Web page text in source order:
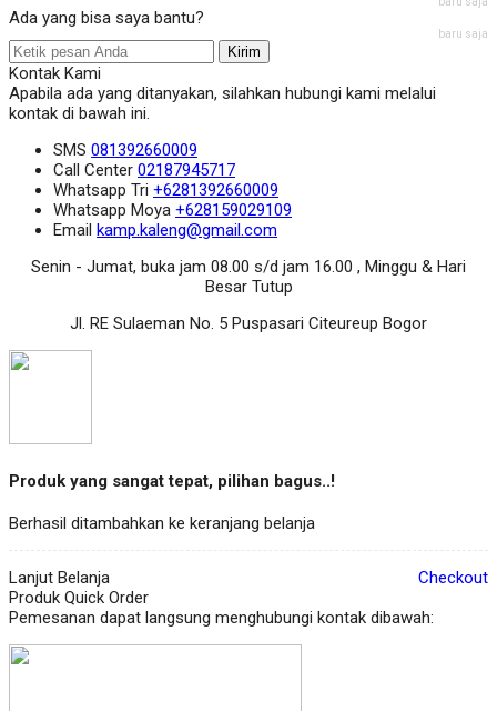
Ada yang bisa saya bantu?
baru saja
Kirim
Kontak Kami
Apabila ada yang ditanyakan, silahkan hubungi kami melalui
kontak di bawah ini.
SMS 081392660009
Call Center 02187945717
Whatsapp Tri +6281392660009
Whatsapp Moya +628159029109
Email kamp.kaleng@gmail.com
Senin - Jumat, buka jam 08.00 s/d jam 16.00 , Minggu & Hari
Besar Tutup
Jl. RE Sulaeman No. 5 Puspasari Citeureup Bogor
Produk yang sangat tepat, pilihan bagus..!
Berhasil ditambahkan ke keranjang belanja
Lanjut Belanja
Checkout
Produk Quick Order
Pemesanan dapat langsung menghubungi kontak dibawah: